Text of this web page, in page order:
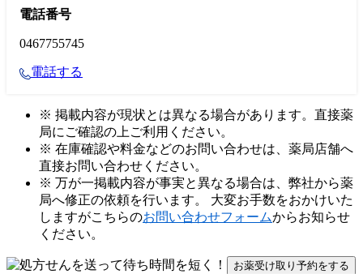
電話番号
0467755745
電話する
※ 掲載内容が現状とは異なる場合があります。直接薬
局にご確認の上ご利用ください。
※ 在庫確認や料金などのお問い合わせは、薬局店舗へ
直接お問い合わせください。
※ 万が一掲載内容が事実と異なる場合は、弊社から薬
局へ修正の依頼を行います。 大変お手数をおかけいた
しますがこちらのお問い合わせフォームからお知らせ
ください。
お薬受け取り予約をする